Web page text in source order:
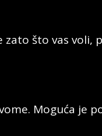
što vas voli,
Moguća je